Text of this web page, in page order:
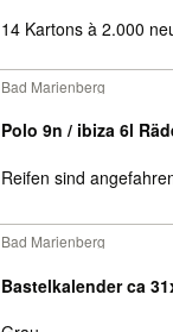
14 Kartons à 2.000
Bad Marienberg
Polo 9n / ibiza 6l
Reifen sind
Bad Marienberg
Bastelkalender ca